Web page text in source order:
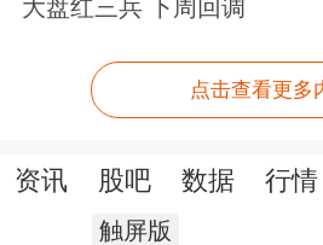
大盘红三兵 下周回调
点击查看更多
资讯 股吧 数据 行情
触屏版